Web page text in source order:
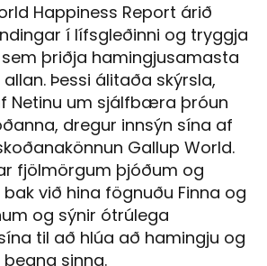
Happiness Report árið
í lífsgleðinni og tryggja
þriðja hamingjusamasta
Þessi álitaða skýrsla,
Netinu um sjálfbæra þróun
dregur innsýn sína af
Gallup World.
fjölmörgum þjóðum og
við hina fögnuðu Finna og
og sýnir ótrúlega
til að hlúa að hamingju og
sinna.